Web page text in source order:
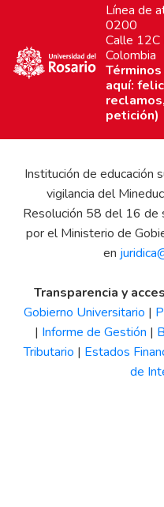
Línea de
0200
Calle 12C
Colombia
aquí:
petición)
Institución de educación
vigilancia del
Resolución 58 del 16
por el Ministerio de
en
Transparencia y
Gobierno Universitario |
| Informe de Gestión |
Tributario | Estados
de